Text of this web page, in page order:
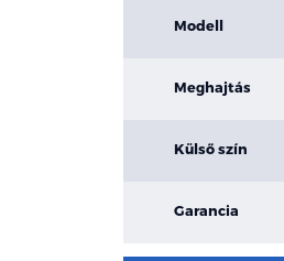
Modell
Meghajtás
Külső szín
Garancia